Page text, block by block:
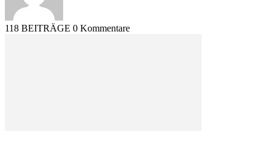
118 BEITRÄGE 0 Kommentare